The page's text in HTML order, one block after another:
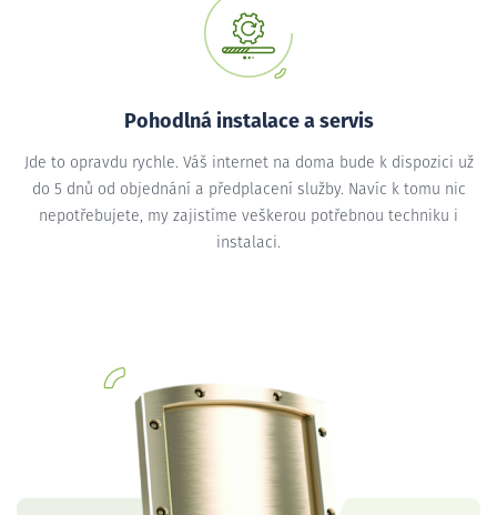
Pohodlná instalace a servis
Jde to opravdu rychle. Váš internet na doma bude k dispozici už
do 5 dnů od objednání a předplacení služby. Navíc k tomu nic
nepotřebujete, my zajistíme veškerou potřebnou techniku i
instalaci.